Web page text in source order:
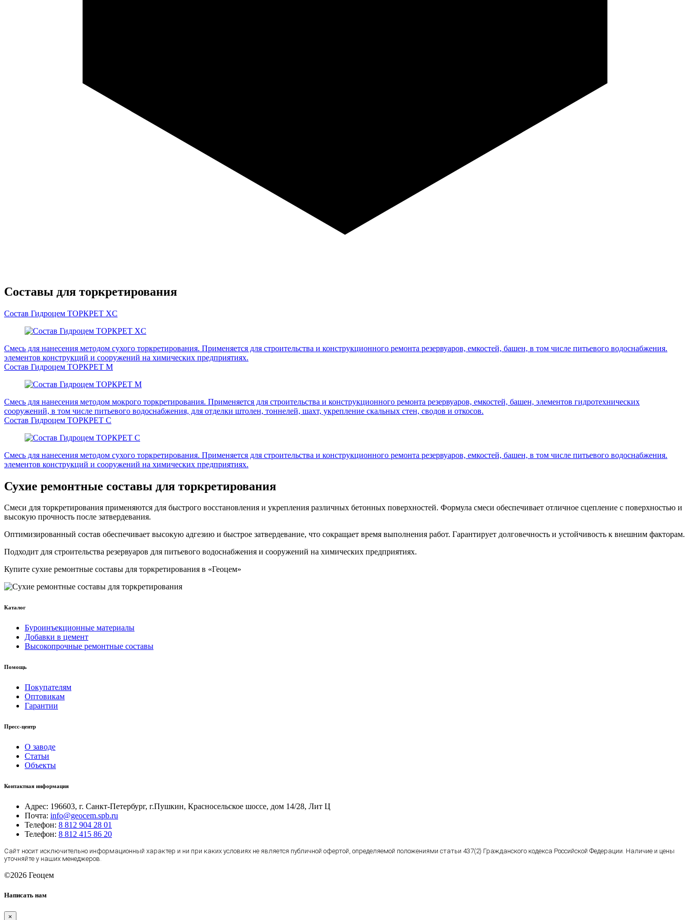
Составы для торкретирования
Состав Гидроцем ТОРКРЕТ XC
Смесь для нанесения методом сухого торкретирования. Применяется для строительства и конструкционного ремонта резервуаров, емкостей, башен, в том числе питьевого водоснабжения.
элементов конструкций и сооружений на химических предприятиях.
Состав Гидроцем ТОРКРЕТ М
Смесь для нанесения методом мокрого торкретирования. Применяется для строительства и конструкционного ремонта резервуаров, емкостей, башен, элементов гидротехнических
сооружений, в том числе питьевого водоснабжения, для отделки штолен, тоннелей, шахт, укрепление скальных стен, сводов и откосов.
Состав Гидроцем ТОРКРЕТ С
Смесь для нанесения методом сухого торкретирования. Применяется для строительства и конструкционного ремонта резервуаров, емкостей, башен, в том числе питьевого водоснабжения.
элементов конструкций и сооружений на химических предприятиях.
Сухие ремонтные составы для торкретирования
Смеси для торкретирования применяются для быстрого восстановления и укрепления различных бетонных поверхностей. Формула смеси обеспечивает отличное сцепление с поверхностью и
высокую прочность после затвердевания.
Оптимизированный состав обеспечивает высокую адгезию и быстрое затвердевание, что сокращает время выполнения работ. Гарантирует долговечность и устойчивость к внешним факторам.
Подходит для строительства резервуаров для питьевого водоснабжения и сооружений на химических предприятиях.
Купите сухие ремонтные составы для торкретирования в «Геоцем»
Каталог
Буроинъекционные материалы
Добавки в цемент
Высокопрочные ремонтные составы
Помощь
Покупателям
Оптовикам
Гарантии
Пресс-центр
О заводе
Статьи
Объекты
Контактная информация
Адрес: 196603, г. Санкт-Петербург, г.Пушкин, Красносельское шоссе, дом 14/28, Лит Ц
Почта: info@geocem.spb.ru
Телефон: 8 812 904 28 01
Телефон: 8 812 415 86 20
Сайт носит исключительно информационный характер и ни при каких условиях не является публичной офертой, определяемой положениями статьи 437(2) Гражданского кодекса Российской Федерации. Наличие и цены
уточняйте у наших менеджеров.
©2026 Геоцем
Написать нам
×